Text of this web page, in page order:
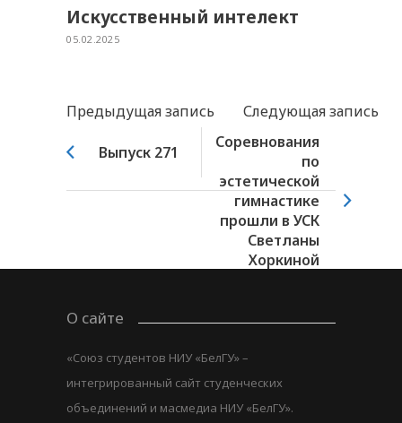
Искусственный интелект
05.02.2025
Предыдущая запись Следующая запись
Выпуск 271
Соревнования
по
эстетической
гимнастике
прошли в УСК
Светланы
Хоркиной
О сайте
«Союз студентов НИУ «БелГУ» –
интегрированный сайт студенческих
объединений и масмедиа НИУ «БелГУ».